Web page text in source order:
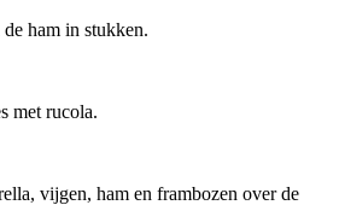
ham in stukken.
met rucola.
vijgen, ham en frambozen over de